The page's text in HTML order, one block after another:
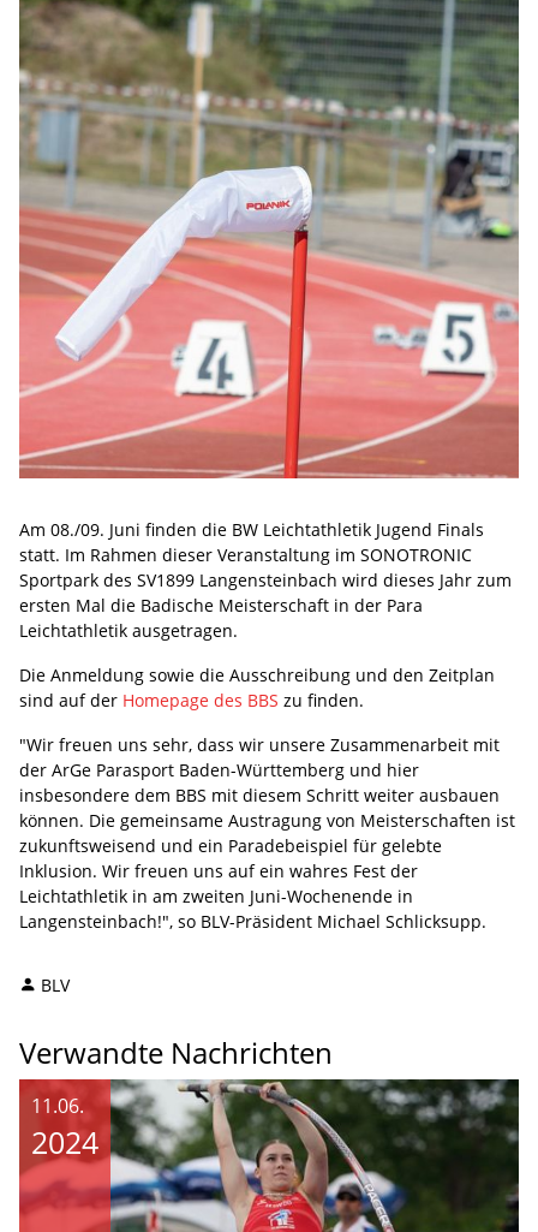
Am 08./09. Juni finden die BW Leichtathletik Jugend Finals
statt. Im Rahmen dieser Veranstaltung im SONOTRONIC
Sportpark des SV1899 Langensteinbach wird dieses Jahr zum
ersten Mal die Badische Meisterschaft in der Para
Leichtathletik ausgetragen.
Die Anmeldung sowie die Ausschreibung und den Zeitplan
sind auf der Homepage des BBS zu finden.
"Wir freuen uns sehr, dass wir unsere Zusammenarbeit mit
der ArGe Parasport Baden-Württemberg und hier
insbesondere dem BBS mit diesem Schritt weiter ausbauen
können. Die gemeinsame Austragung von Meisterschaften ist
zukunftsweisend und ein Paradebeispiel für gelebte
Inklusion. Wir freuen uns auf ein wahres Fest der
Leichtathletik in am zweiten Juni-Wochenende in
Langensteinbach!", so BLV-Präsident Michael Schlicksupp.
BLV
Verwandte Nachrichten
11.06.
2024